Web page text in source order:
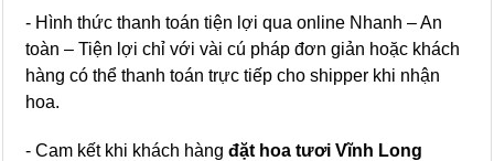
- Hình thức thanh toán tiện lợi qua online Nhanh – An
toàn – Tiện lợi chỉ với vài cú pháp đơn giản hoặc khách
hàng có thể thanh toán trực tiếp cho shipper khi nhận
hoa.
- Cam kết khi khách hàng đặt hoa tươi Vĩnh Long